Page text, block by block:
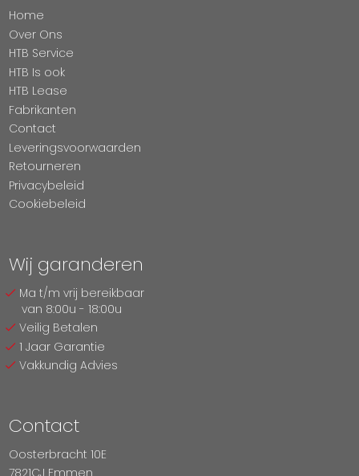
Home
Over Ons
HTB Service
HTB Is ook
HTB Lease
Fabrikanten
Contact
Leveringsvoorwaarden
Retourneren
Privacybeleid
Cookiebeleid
Wij garanderen
Ma t/m vrij bereikbaar
van 8:00u - 18:00u
Veilig Betalen
1 Jaar Garantie
Vakkundig Advies
Contact
Oosterbracht 10E
7821CJ Emmen